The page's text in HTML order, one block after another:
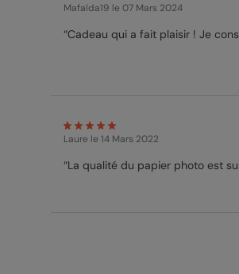
Mafalda19 le 07 Mars 2024
“Cadeau qui a fait plaisir ! Je
Laure le 14 Mars 2022
“La qualité du papier photo est